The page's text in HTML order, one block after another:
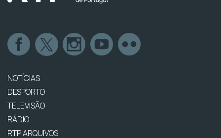
NOTÍCIAS
DESPORTO
TELEVISÃO
RÁDIO
RTP ARQUIVOS